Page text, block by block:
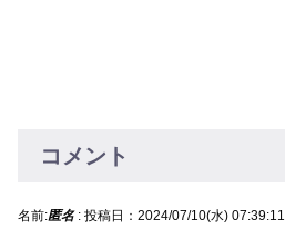
コメント
名前:匿名: 投稿日：2024/07/10(水) 07:39:11